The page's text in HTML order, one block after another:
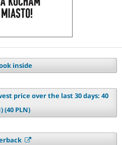
inside
price over the last 30 days: 40
(40 PLN)